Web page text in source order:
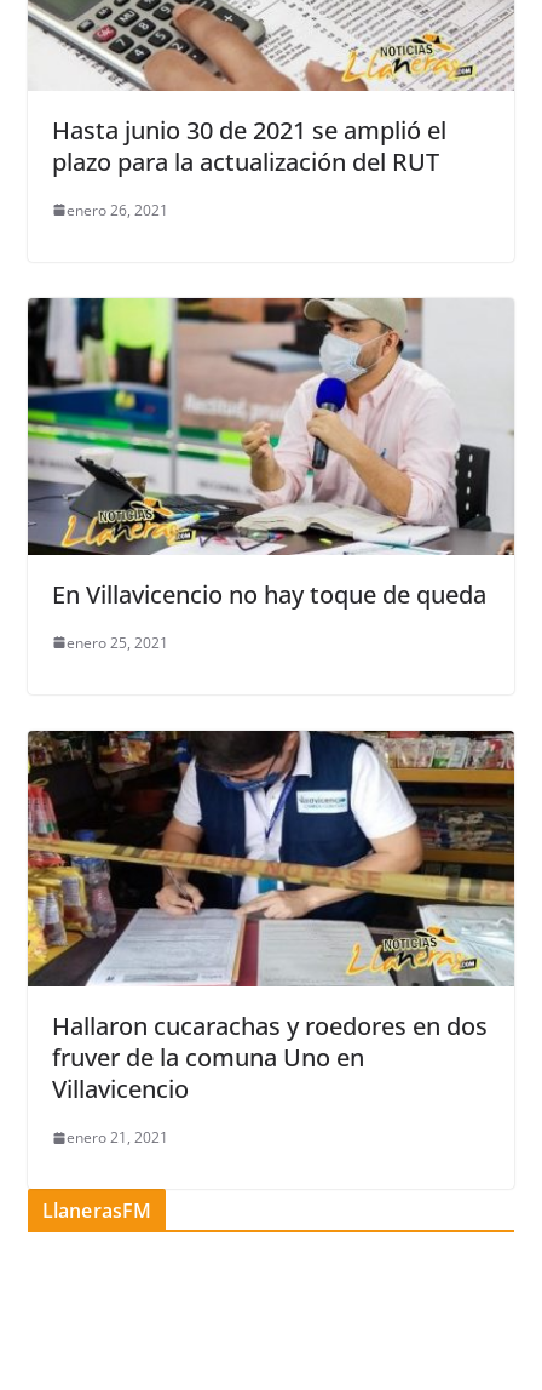
Hasta junio 30 de 2021 se amplió el
plazo para la actualización del RUT
enero 26, 2021
En Villavicencio no hay toque de queda
enero 25, 2021
Hallaron cucarachas y roedores en dos
fruver de la comuna Uno en
Villavicencio
enero 21, 2021
LlanerasFM